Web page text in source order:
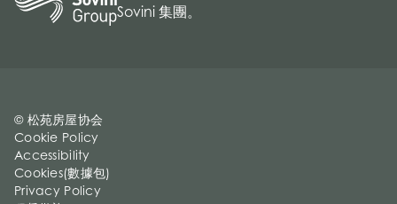
Sovini 集團。
© 松苑房屋协会
Cookie Policy
Accessibility
Cookies(數據包)
Privacy Policy